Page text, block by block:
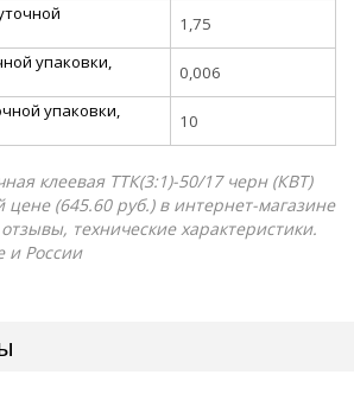
1,75
упаковки,
0,006
упаковки,
10
клеевая ТТК(3:1)-50/17 черн (КВТ)
цене (645.60 руб.) в интернет-магазине
технические характеристики.
и России